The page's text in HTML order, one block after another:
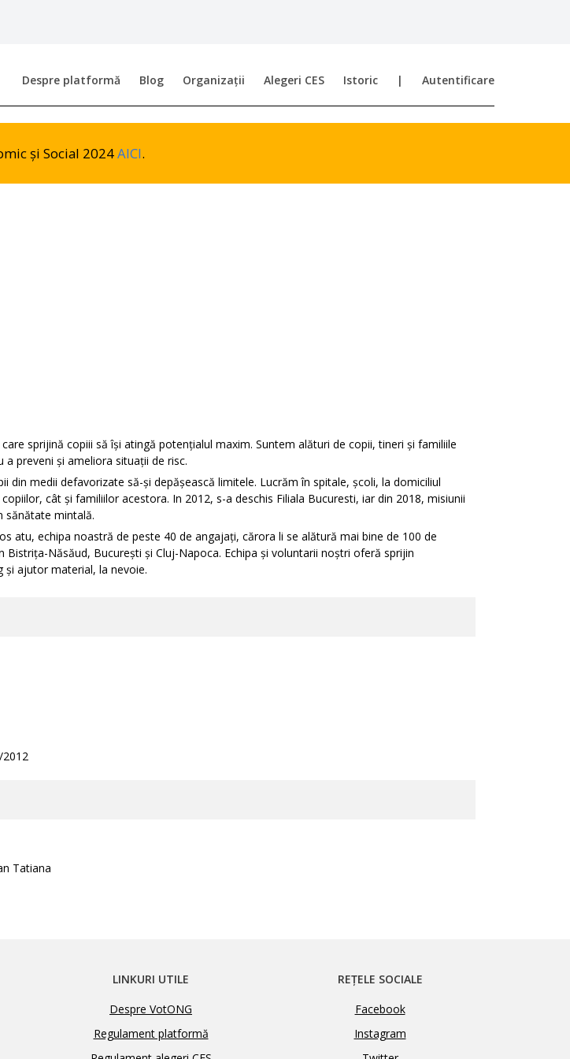
Despre platformă Blog Organizații Alegeri CES Istoric | Autentificare
și Social 2024AICI.
sprijină copiii să își atingă potențialul maxim. Suntem alături de copii, tineri și familiile
preveni și ameliora situații de risc.
medii defavorizate să-și depășească limitele. Lucrăm în spitale, școli, la domiciliul
cât și familiilor acestora. In 2012, s-a deschis Filiala Bucuresti, iar din 2018, misiunii
sănătate mintală.
atu, echipa noastră de peste 40 de angajați, cărora li se alătură mai bine de 100 de
Năsăud, București și Cluj-Napoca. Echipa și voluntarii noștri oferă sprijin
ajutor material, la nevoie.
Tatiana
LINKURI UTILE
Despre VotONG
Regulament platformă
REȚELE SOCIALE
Facebook
Instagram